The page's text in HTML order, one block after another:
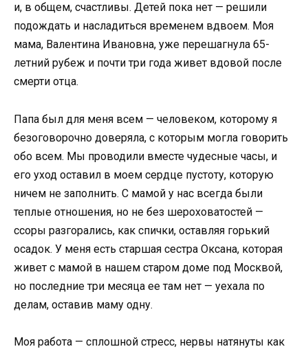
и, в общем, счастливы. Детей пока нет — решили
подождать и насладиться временем вдвоем. Моя
мама, Валентина Ивановна, уже перешагнула 65-
летний рубеж и почти три года живет вдовой после
смерти отца.
Папа был для меня всем — человеком, которому я
безоговорочно доверяла, с которым могла говорить
обо всем. Мы проводили вместе чудесные часы, и
его уход оставил в моем сердце пустоту, которую
ничем не заполнить. С мамой у нас всегда были
теплые отношения, но не без шероховатостей —
ссоры разгорались, как спички, оставляя горький
осадок. У меня есть старшая сестра Оксана, которая
живет с мамой в нашем старом доме под Москвой,
но последние три месяца ее там нет — уехала по
делам, оставив маму одну.
Моя работа — сплошной стресс, нервы натянуты как